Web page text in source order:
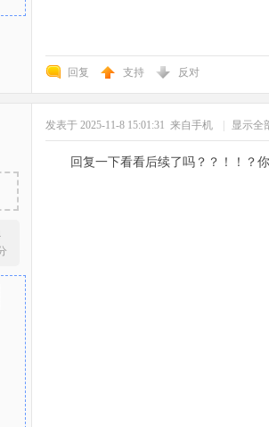
回复 支持 反对
发表于 2025-11-8 15:01:31 来自手机 显示全
回复一下看看后续了吗？？！！？